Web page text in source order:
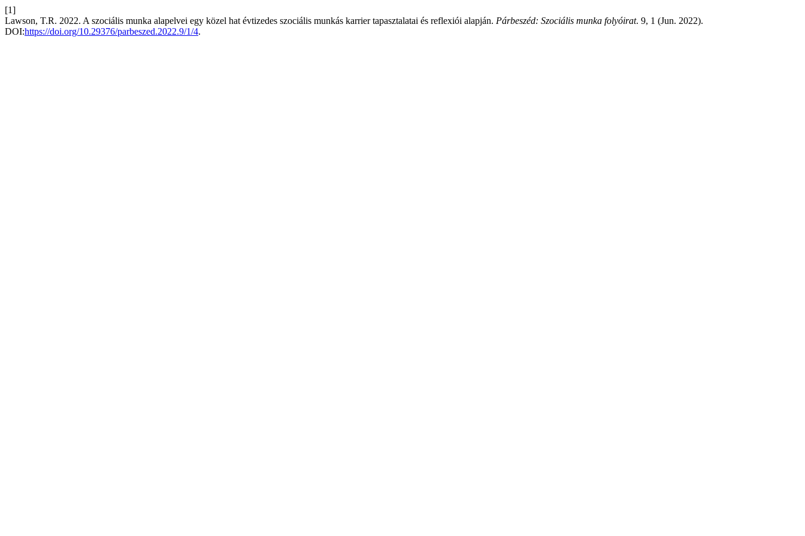
[1]
Lawson, T.R. 2022. A szociális munka alapelvei egy közel hat évtizedes szociális munkás karrier tapasztalatai és reflexiói alapján. Párbeszéd: Szociális munka folyóirat. 9, 1 (Jun. 2022).
DOI:https://doi.org/10.29376/parbeszed.2022.9/1/4.